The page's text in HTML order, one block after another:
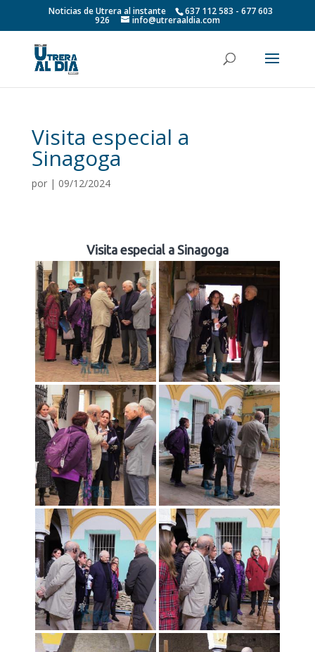
Noticias de Utrera al instante 637 112 583 - 677 603
926 info@utreraaldia.com
Visita especial a
Sinagoga
por | 09/12/2024
Visita especial a Sinagoga